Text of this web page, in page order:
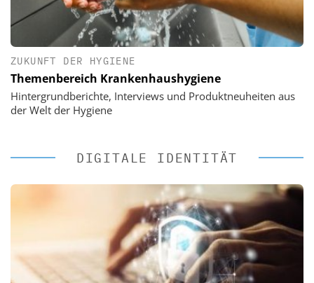
ZUKUNFT DER HYGIENE
Themenbereich Krankenhaushygiene
Hintergrundberichte, Interviews und Produktneuheiten aus
der Welt der Hygiene
DIGITALE IDENTITÄT